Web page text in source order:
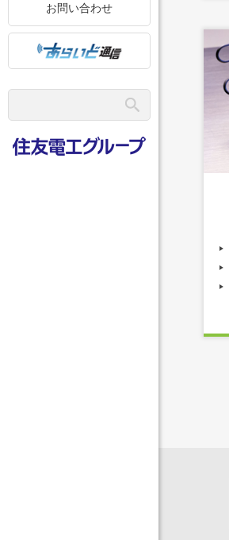
お問い合わせ